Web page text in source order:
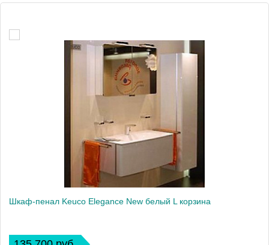
Шкаф-пенал Keuco Elegance New белый L корзина